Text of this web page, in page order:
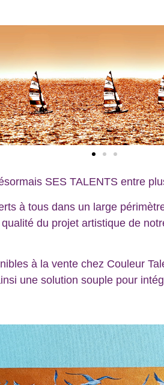
SES TALENTS entre
à tous dans un large
du projet artistique de
à la vente chez Couleur
une solution souple pour